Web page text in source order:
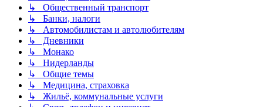
↳ Общественный транспорт
↳ Банки, налоги
↳ Автомобилистам и автолюбителям
↳ Дневники
↳ Монако
↳ Нидерланды
↳ Общие темы
↳ Медицина, страховка
↳ Жильё, коммунальные услуги